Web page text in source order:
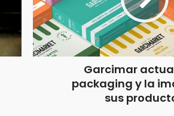
Garcimar
packaging y la
sus